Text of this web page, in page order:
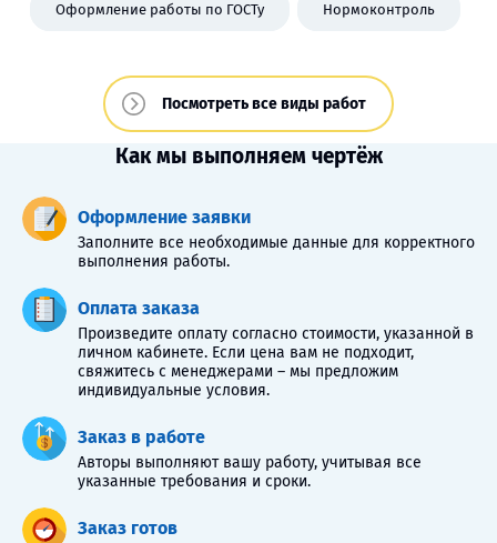
Оформление работы по ГОСТу Нормоконтроль
Посмотреть все виды работ
Как мы выполняем чертёж
Оформление заявки
Заполните все необходимые данные для корректного
выполнения работы.
Оплата заказа
Произведите оплату согласно стоимости, указанной в
личном кабинете. Если цена вам не подходит,
свяжитесь с менеджерами – мы предложим
индивидуальные условия.
Заказ в работе
Авторы выполняют вашу работу, учитывая все
указанные требования и сроки.
Заказ готов